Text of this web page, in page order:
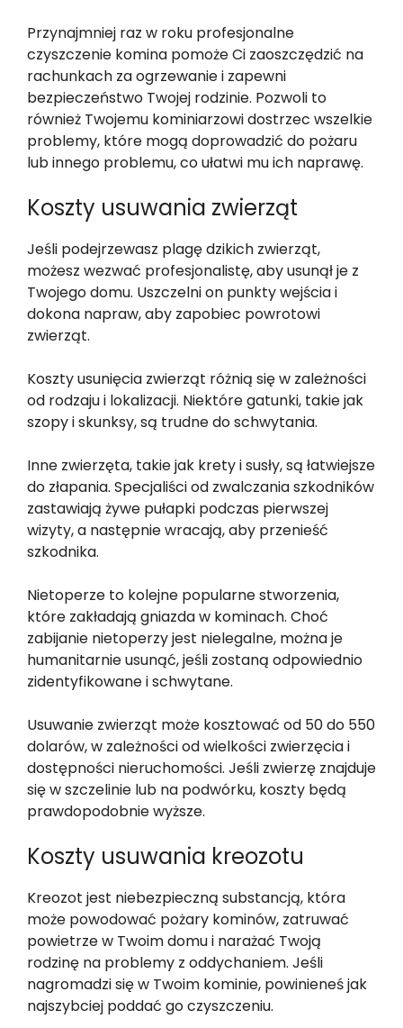
Przynajmniej raz w roku profesjonalne
czyszczenie komina pomoże Ci zaoszczędzić na
rachunkach za ogrzewanie i zapewni
bezpieczeństwo Twojej rodzinie. Pozwoli to
również Twojemu kominiarzowi dostrzec wszelkie
problemy, które mogą doprowadzić do pożaru
lub innego problemu, co ułatwi mu ich naprawę.
Koszty usuwania zwierząt
Jeśli podejrzewasz plagę dzikich zwierząt,
możesz wezwać profesjonalistę, aby usunął je z
Twojego domu. Uszczelni on punkty wejścia i
dokona napraw, aby zapobiec powrotowi
zwierząt.
Koszty usunięcia zwierząt różnią się w zależności
od rodzaju i lokalizacji. Niektóre gatunki, takie jak
szopy i skunksy, są trudne do schwytania.
Inne zwierzęta, takie jak krety i susły, są łatwiejsze
do złapania. Specjaliści od zwalczania szkodników
zastawiają żywe pułapki podczas pierwszej
wizyty, a następnie wracają, aby przenieść
szkodnika.
Nietoperze to kolejne popularne stworzenia,
które zakładają gniazda w kominach. Choć
zabijanie nietoperzy jest nielegalne, można je
humanitarnie usunąć, jeśli zostaną odpowiednio
zidentyfikowane i schwytane.
Usuwanie zwierząt może kosztować od 50 do 550
dolarów, w zależności od wielkości zwierzęcia i
dostępności nieruchomości. Jeśli zwierzę znajduje
się w szczelinie lub na podwórku, koszty będą
prawdopodobnie wyższe.
Koszty usuwania kreozotu
Kreozot jest niebezpieczną substancją, która
może powodować pożary kominów, zatruwać
powietrze w Twoim domu i narażać Twoją
rodzinę na problemy z oddychaniem. Jeśli
nagromadzi się w Twoim kominie, powinieneś jak
najszybciej poddać go czyszczeniu.